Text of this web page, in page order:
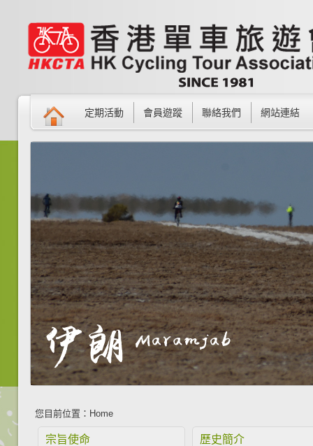
定期活動 會員遊蹤 聯絡我們 網站連結
您目前位置： Home
宗旨使命 歷史簡介